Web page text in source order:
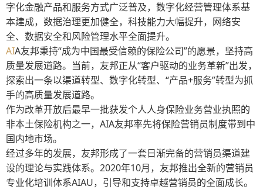
字化金融产品和服务方式广泛普及，数字化经营管理体系基
本建成，数据治理更加健全，科技能力大幅提升，网络安
全、数据安全和风险管理水平全面提升。
AIA友邦秉持“成为中国最受信赖的保险公司”的愿景，坚持高
质量发展道路。当前，友邦正从“客户驱动的业务革新”出发，
探索出一条以渠道转型、数字化转型、“产品+服务”转型为抓
手的高质量发展道路。
作为改革开放后最早一批获发个人人身保险业务营业执照的
非本土保险机构之一，AIA友邦率先将保险营销员制度带到中
国内地市场。
经过多年的发展，友邦形成了一套日渐完备的营销员渠道建
设的理论与实践体系。2020年10月，友邦推出全新的营销员
专业化培训体系AIAU，引导和支持卓越营销员的全面成长。